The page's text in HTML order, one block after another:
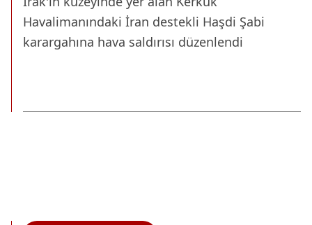
Havalimanındaki İran destekli Haşdi Şabi
karargahına hava saldırısı düzenlendi